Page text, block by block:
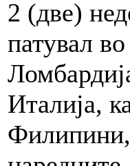
2 (две)
патувал
Италија,
Филипини,